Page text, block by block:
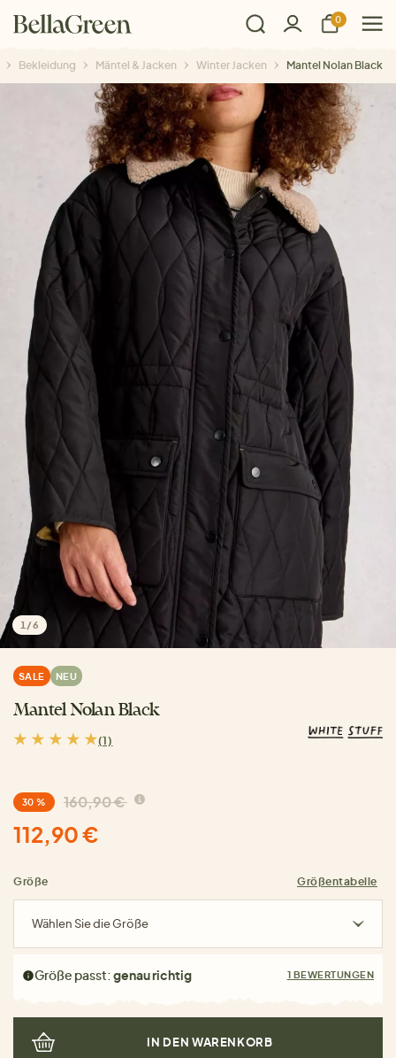
0
Bekleidung Mäntel & Jacken Winter Jacken Mantel Nolan Black
1 /6
SALE NEU
Mantel Nolan Black
(1)
30 % 160,90 €
112,90 €
Größe Größentabelle
Wählen Sie die Größe
Größe passt:genau richtig 1 BEWERTUNGEN
IN DEN WARENKORB